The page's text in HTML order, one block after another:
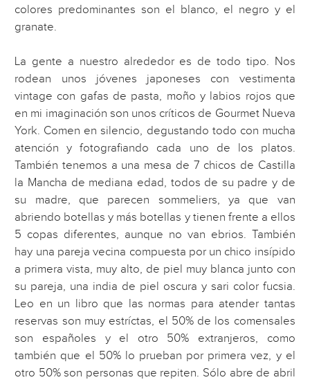
colores predominantes son el blanco, el negro y el
granate.
La gente a nuestro alrededor es de todo tipo. Nos
rodean unos jóvenes japoneses con vestimenta
vintage con gafas de pasta, moño y labios rojos que
en mi imaginación son unos críticos de Gourmet Nueva
York. Comen en silencio, degustando todo con mucha
atención y fotografiando cada uno de los platos.
También tenemos a una mesa de 7 chicos de Castilla
la Mancha de mediana edad, todos de su padre y de
su madre, que parecen sommeliers, ya que van
abriendo botellas y más botellas y tienen frente a ellos
5 copas diferentes, aunque no van ebrios. También
hay una pareja vecina compuesta por un chico insípido
a primera vista, muy alto, de piel muy blanca junto con
su pareja, una india de piel oscura y sari color fucsia.
Leo en un libro que las normas para atender tantas
reservas son muy estríctas, el 50% de los comensales
son españoles y el otro 50% extranjeros, como
también que el 50% lo prueban por primera vez, y el
otro 50% son personas que repiten. Sólo abre de abril